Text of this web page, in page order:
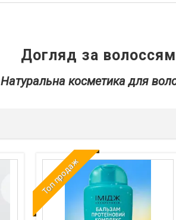
Догляд за волоссям
Натуральна косметика для
Топ продаж